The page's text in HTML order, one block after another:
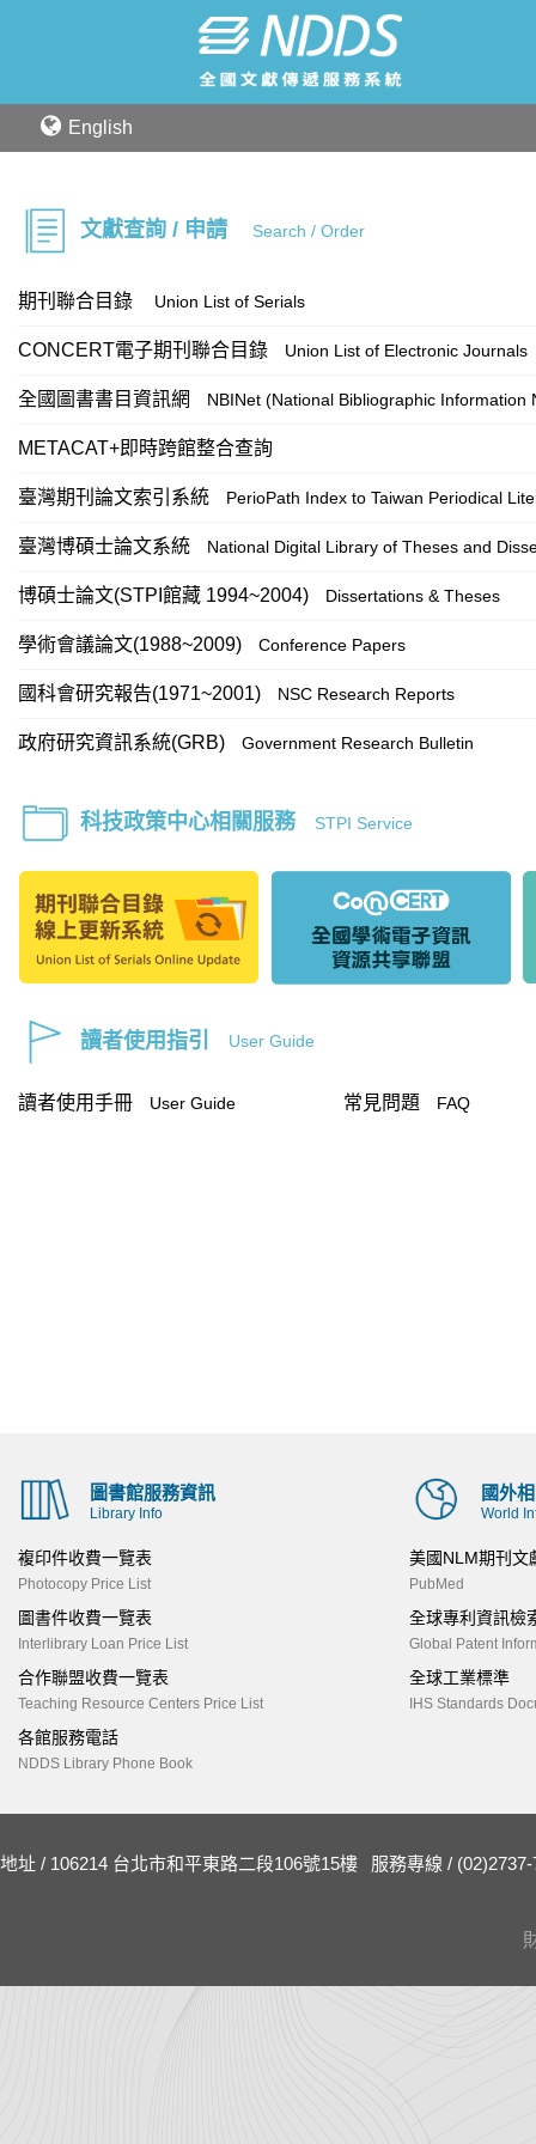
English
文獻查詢 / 申請 Search / Order
期刊聯合目錄 Union List of Serials
CONCERT電子期刊聯合目錄 Union List of Electronic Journals
全國圖書書目資訊網 NBINet (National Bibliographic Information
METACAT+即時跨館整合查詢
臺灣期刊論文索引系統 PerioPath Index to Taiwan Periodical
臺灣博碩士論文系統 National Digital Library of Theses and
博碩士論文(STPI館藏 1994~2004) Dissertations & Theses
學術會議論文(1988~2009) Conference Papers
國科會研究報告(1971~2001) NSC Research Reports
政府研究資訊系統(GRB) Government Research Bulletin
科技政策中心相關服務 STPI Service
讀者使用指引 User Guide
讀者使用手冊 User Guide 常見問題 FAQ
圖書館服務資訊
Library Info
複印件收費一覽表
Photocopy Price List
圖書件收費一覽表
Interlibrary Loan Price List
合作聯盟收費一覽表
Teaching Resource Centers Price List
各館服務電話
NDDS Library Phone Book
國外
World
美國NLM期刊文
PubMed
全球專利資訊檢
Global Patent
全球工業標準
IHS Standards
地址 / 106214 台北市和平東路二段106號15樓 服務專線 / (02)2737-